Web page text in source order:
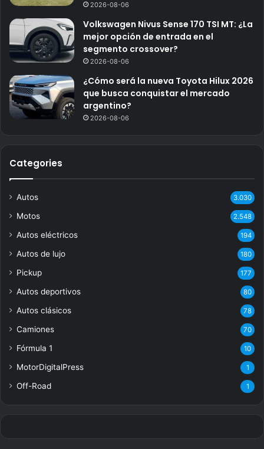
2026-08-06
Volkswagen Nivus Sense 170 TSI MT: ¿La
mejor opción de entrada en el
segmento crossover?
2026-08-06
¿Cómo será la nueva Toyota Hilux 2026
que busca conquistar el mercado
argentino?
2026-08-06
Categories
Autos 3.030
Motos 2.548
Autos eléctricos 194
Autos de lujo 180
Pickup 177
Autos deportivos 80
Autos clásicos 78
Camiones 70
Fórmula 1 10
MotorDigitalPress 1
Off-Road 1